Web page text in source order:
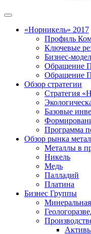
«Норникель» 2017
Профиль
Ключевые
Бизнес-
Обращение
Обращение
Обзор стратегии
Стратегия
Базовые
Программа
Обзор рынка
Металлы в
Никель
Медь
Палладий
Платина
Бизнес Группы
Минеральная